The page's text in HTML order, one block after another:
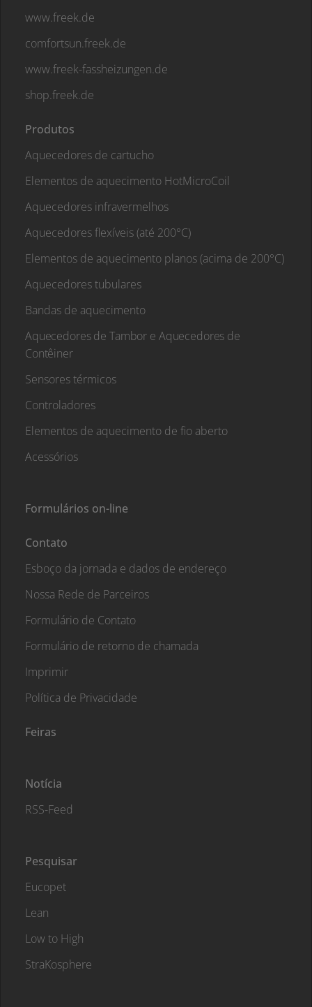
www.freek.de
comfortsun.freek.de
www.freek-fassheizungen.de
shop.freek.de
Produtos
Aquecedores de cartucho
Elementos de aquecimento HotMicroCoil
Aquecedores infravermelhos
Aquecedores flexíveis (até 200°C)
Elementos de aquecimento planos (acima de 200°C)
Aquecedores tubulares
Bandas de aquecimento
Aquecedores de Tambor e Aquecedores de
Contêiner
Sensores térmicos
Controladores
Elementos de aquecimento de fio aberto
Acessórios
Formulários on-line
Contato
Esboço da jornada e dados de endereço
Nossa Rede de Parceiros
Formulário de Contato
Formulário de retorno de chamada
Imprimir
Política de Privacidade
Feiras
Notícia
RSS-Feed
Pesquisar
Eucopet
Lean
Low to High
StraKosphere